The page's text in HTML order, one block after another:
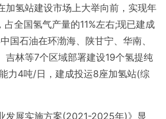
加氢站建设市场上大举向前，实现年
全国氢气产量的11%左右;现已建成
国石油在环渤海、陕甘宁、华南、
吉林等7个区域部署建设19个氢提纯
力4吨/日，建成投运8座加氢站(综
发展实施方案(2021-2025年)》显